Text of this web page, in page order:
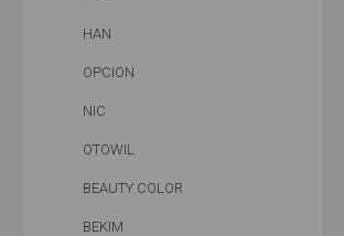
HAN
OPCION
NIC
OTOWIL
BEAUTY COLOR
BEKIM